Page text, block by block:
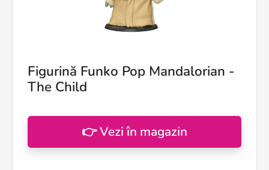
Figurină Funko Pop Mandalorian -
The Child
👉 Vezi în magazin